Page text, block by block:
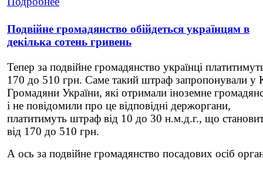
Подвійне громадянство обійдеться українцям в
декілька сотень гривень
Тепер за подвійне громадянство українці
170 до 510 грн. Саме такий штраф запропонували
Громадяни України, які отримали іноземне
і не повідомили про це відповідні держоргани,
платитимуть штраф від 10 до 30 н.м.д.г., що
від 170 до 510 грн.
А ось за подвійне громадянство посадових осіб